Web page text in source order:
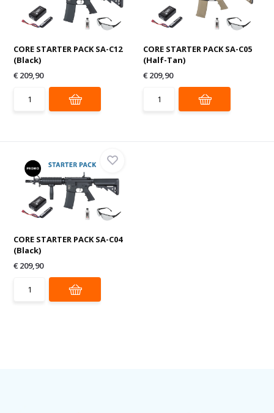
CORE STARTER PACK SA-C12
(Black)
€ 209,90
CORE STARTER PACK SA-C05
(Half-Tan)
€ 209,90
CORE STARTER PACK SA-C04
(Black)
€ 209,90